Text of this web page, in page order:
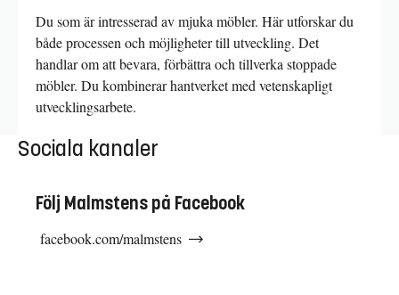
Du som är intresserad av mjuka möbler. Här utforskar du
både processen och möjligheter till utveckling. Det
handlar om att bevara, förbättra och tillverka stoppade
möbler. Du kombinerar hantverket med vetenskapligt
utvecklingsarbete.
Sociala kanaler
Följ Malmstens på Facebook
facebook.com/malmstens